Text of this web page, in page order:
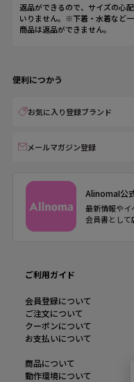
返品ができるので、サイズの心
いりません。※下着・水着など
商品は返品ができません。
便利につかう
お気に入り登録ブランド
メールマガジン登録
AlinomaI公
最新情報やイ
会員書として
ご利用ガイド
会員登録について
ご注文について
クーポンについて
お支払いについて
商品について
動作環境について